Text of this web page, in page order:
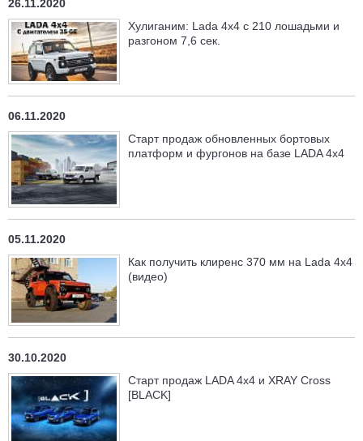
26.11.2020
Хулиганим: Lada 4x4 с 210 лошадьми и
разгоном 7,6 сек.
06.11.2020
Старт продаж обновленных бортовых
платформ и фургонов на базе LADA 4x4
05.11.2020
Как получить клиренс 370 мм на Lada 4x4
(видео)
30.10.2020
Старт продаж LADA 4x4 и XRAY Cross
[BLACK]